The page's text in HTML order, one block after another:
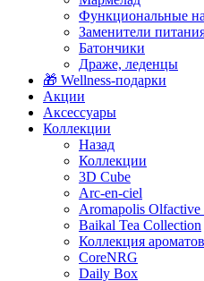
Функциональные
Заменители
Батончики
Драже, леденцы
🎁 Wellness-подарки
Акции
Аксессуары
Коллекции
Назад
Коллекции
3D Cube
Arc-en-ciel
Aromapolis Olfactive
Baikal Tea Collection
Коллекция
СoreNRG
Daily Box